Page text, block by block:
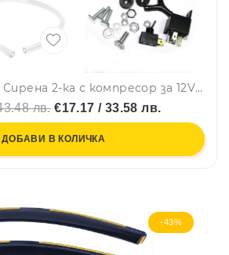
Тромба Клаксон Сирена 2-ка с компресор за 12V кола камион бус
лв.€17.17 / 33.58 лв.
ДОБАВИ В КОЛИЧКА
-43%